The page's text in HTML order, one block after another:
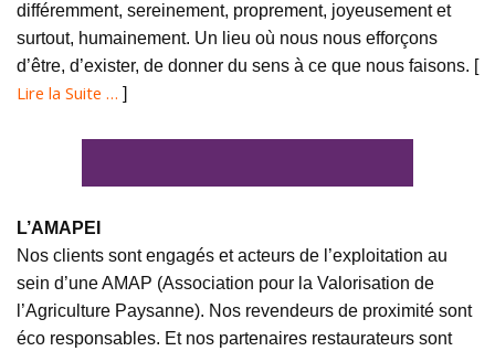
différemment, sereinement, proprement, joyeusement et
surtout, humainement. Un lieu où nous nous efforçons
d’être, d’exister, de donner du sens à ce que nous faisons. [
Lire la Suite … ]
L’AMAPEI
Nos clients sont engagés et acteurs de l’exploitation au
sein d’une AMAP (Association pour la Valorisation de
l’Agriculture Paysanne). Nos revendeurs de proximité sont
éco responsables. Et nos partenaires restaurateurs sont